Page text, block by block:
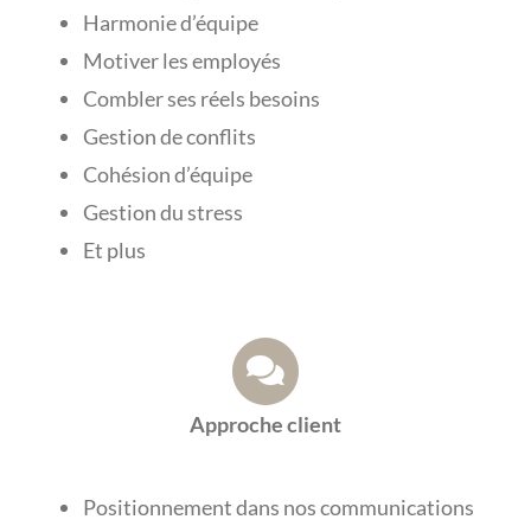
Harmonie d’équipe
Motiver les employés
Combler ses réels besoins
Gestion de conflits
Cohésion d’équipe
Gestion du stress
Et plus
Approche client
Positionnement dans nos communications